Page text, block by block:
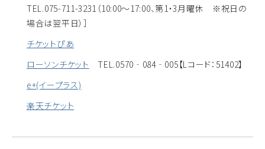
TEL.075-711-3231（10:00～17:00、第1・3月曜休 ※祝日の
場合は翌平日）］
チケットぴあ
ローソンチケット TEL.0570‐084‐005【Lコード：51402】
e+(イープラス)
楽天チケット